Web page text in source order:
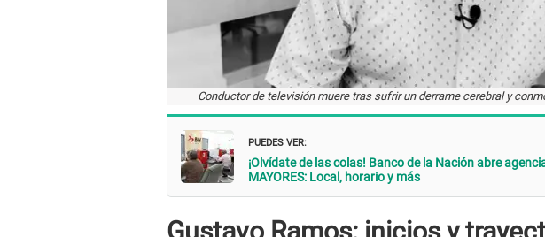
Conductor de televisión muere tras sufrir un derrame cerebral y
PUEDES VER:
¡Olvídate de las colas! Banco de la Nación abre
MAYORES: Local, horario y más